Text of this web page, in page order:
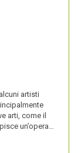
artisti
arti, come il
un’opera…